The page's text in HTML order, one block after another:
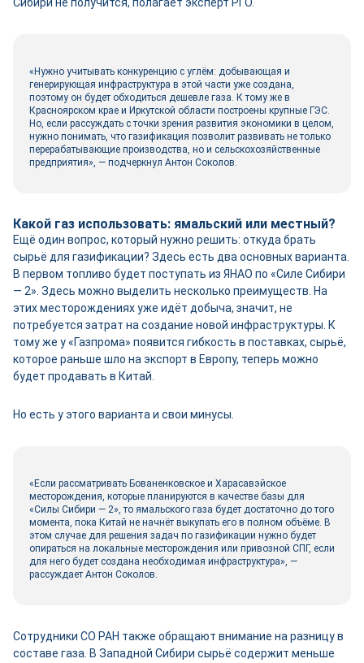
Сибири не получится, полагает эксперт РГО.
«Нужно учитывать конкуренцию с углём: добывающая и
генерирующая инфраструктура в этой части уже создана,
поэтому он будет обходиться дешевле газа. К тому же в
Красноярском крае и Иркутской области построены крупные ГЭС.
Но, если рассуждать с точки зрения развития экономики в целом,
нужно понимать, что газификация позволит развивать не только
перерабатывающие производства, но и сельскохозяйственные
предприятия», — подчеркнул Антон Соколов.
Какой газ использовать: ямальский или местный?
Ещё один вопрос, который нужно решить: откуда брать
сырьё для газификации? Здесь есть два основных варианта.
В первом топливо будет поступать из ЯНАО по «Силе Сибири
— 2». Здесь можно выделить несколько преимуществ. На
этих месторождениях уже идёт добыча, значит, не
потребуется затрат на создание новой инфраструктуры. К
тому же у «Газпрома» появится гибкость в поставках, сырьё,
которое раньше шло на экспорт в Европу, теперь можно
будет продавать в Китай.
Но есть у этого варианта и свои минусы.
«Если рассматривать Бованенковское и Харасавэйское
месторождения, которые планируются в качестве базы для
«Силы Сибири — 2», то ямальского газа будет достаточно до того
момента, пока Китай не начнёт выкупать его в полном объёме. В
этом случае для решения задач по газификации нужно будет
опираться на локальные месторождения или привозной СПГ, если
для него будет создана необходимая инфраструктура», —
рассуждает Антон Соколов.
Сотрудники СО РАН также обращают внимание на разницу в
составе газа. В Западной Сибири сырьё содержит меньше